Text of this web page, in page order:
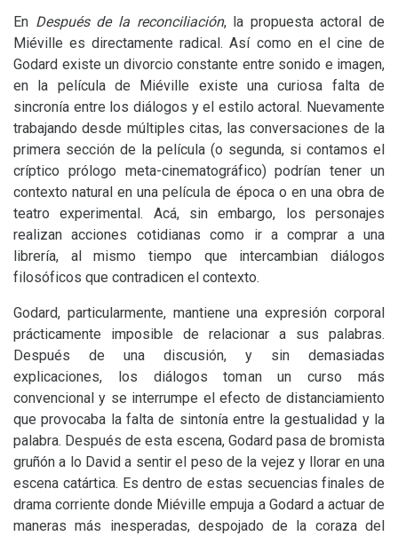
En Después de la reconciliación, la propuesta actoral de
Miéville es directamente radical. Así como en el cine de
Godard existe un divorcio constante entre sonido e imagen,
en la película de Miéville existe una curiosa falta de
sincronía entre los diálogos y el estilo actoral. Nuevamente
trabajando desde múltiples citas, las conversaciones de la
primera sección de la película (o segunda, si contamos el
críptico prólogo meta-cinematográfico) podrían tener un
contexto natural en una película de época o en una obra de
teatro experimental. Acá, sin embargo, los personajes
realizan acciones cotidianas como ir a comprar a una
librería, al mismo tiempo que intercambian diálogos
filosóficos que contradicen el contexto.
Godard, particularmente, mantiene una expresión corporal
prácticamente imposible de relacionar a sus palabras.
Después de una discusión, y sin demasiadas
explicaciones, los diálogos toman un curso más
convencional y se interrumpe el efecto de distanciamiento
que provocaba la falta de sintonía entre la gestualidad y la
palabra. Después de esta escena, Godard pasa de bromista
gruñón a lo David a sentir el peso de la vejez y llorar en una
escena catártica. Es dentro de estas secuencias finales de
drama corriente donde Miéville empuja a Godard a actuar de
maneras más inesperadas, despojado de la coraza del